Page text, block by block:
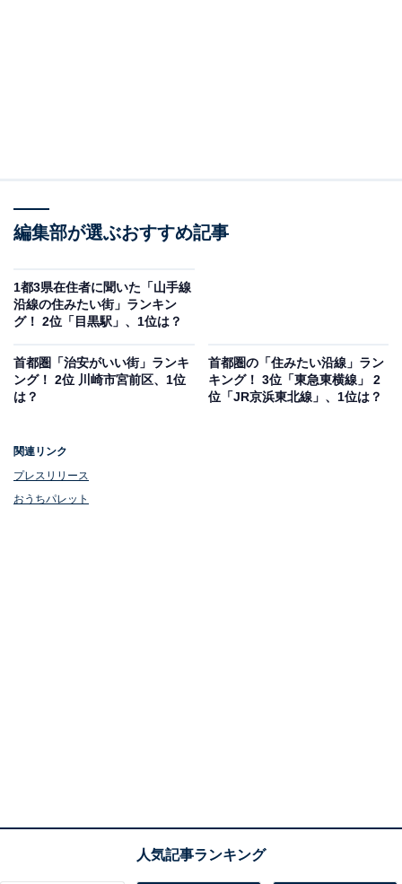
編集部が選ぶおすすめ記事
1都3県在住者に聞いた「山手線
沿線の住みたい街」ランキン
グ！ 2位「目黒駅」、1位は？
首都圏「治安がいい街」ランキ
ング！ 2位 川崎市宮前区、1位
は？
首都圏の「住みたい沿線」ラン
キング！ 3位「東急東横線」 2
位「JR京浜東北線」、1位は？
関連リンク
プレスリリース
おうちパレット